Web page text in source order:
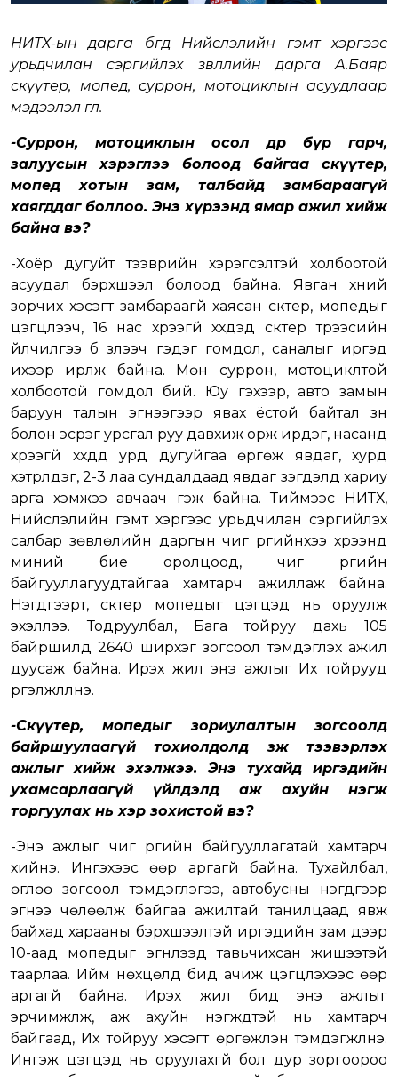
НИТХ-ын дарга бөгөөд Нийслэлийн гэмт хэргээс
урьдчилан сэргийлэх зөвлөлийн дарга А.Баяр
скүүтер, мопед, суррон, мотоциклын асуудлаар
мэдээлэл өглөө.
-Суррон, мотоциклын осол өдөр бүр гарч,
залуусын хэрэглээ болоод байгаа скүүтер,
мопед хотын зам, талбайд замбараагүй
хаягддаг боллоо. Энэ хүрээнд ямар ажил хийж
байна вэ?
-Хоёр дугуйт тээврийн хэрэгсэлтэй холбоотой
асуудал бэрхшээл болоод байна. Явган хүний
зорчих хэсэгт замбараагүй хаясан скүүтер, мопедыг
цэгцлээч, 16 нас хүрээгүй хүүхдэд скүүтер түрээсийн
үйлчилгээ бүү үзүүлээч гэдэг гомдол, саналыг иргэд
ихээр ирүүлж байна. Мөн суррон, мотоциклтой
холбоотой гомдол бий. Юу гэхээр, авто замын
баруун талын эгнээгээр явах ёстой байтал зүүн
болон эсрэг урсгал руу давхиж орж ирдэг, насанд
хүрээгүй хүүхдүүд урд дугуйгаа өргөж явдаг, хурд
хэтрүүлдэг, 2-3 лаа сундалдаад явдаг үзэгдэлд хариу
арга хэмжээ авчаач гэж байна. Тиймээс НИТХ,
Нийслэлийн гэмт хэргээс урьдчилан сэргийлэх
салбар зөвлөлийн даргын чиг үүргийнхээ хүрээнд
миний бие оролцоод, чиг үүргийн
байгууллагуудтайгаа хамтарч ажиллаж байна.
Нэгдүгээрт, скүүтер мопедыг цэгцэд нь оруулж
эхэллээ. Тодруулбал, Бага тойруу дахь 105
байршилд 2640 ширхэг зогсоол тэмдэглэх ажил
дуусаж байна. Ирэх жил энэ ажлыг Их тойрууд
үргэлжлүүлнэ.
-Скүүтер, мопедыг зориулалтын зогсоолд
байршуулаагүй тохиолдолд зөөж тээвэрлэх
ажлыг хийж эхэлжээ. Энэ тухайд иргэдийн
ухамсарлаагүй үйлдэлд аж ахуйн нэгж
торгуулах нь хэр зохистой вэ?
-Энэ ажлыг чиг үүргийн байгууллагатай хамтарч
хийнэ. Ингэхээс өөр аргагүй байна. Тухайлбал,
өглөө зогсоол тэмдэглэгээ, автобусны нэгдүгээр
эгнээ чөлөөлж байгаа ажилтай танилцаад явж
байхад харааны бэрхшээлтэй иргэдийн зам дээр
10-аад мопедыг эгнүүлээд тавьчихсан жишээтэй
таарлаа. Ийм нөхцөлд бид ачиж цэгцлэхээс өөр
аргагүй байна. Ирэх жил бид энэ ажлыг
эрчимжүүлж, аж ахуйн нэгжүүдтэй нь хамтарч
байгаад, Их тойруу хэсэгт өргөжүүлэн тэмдэгжүүлнэ.
Ингэж цэгцэд нь оруулахгүй бол дур зоргоороо